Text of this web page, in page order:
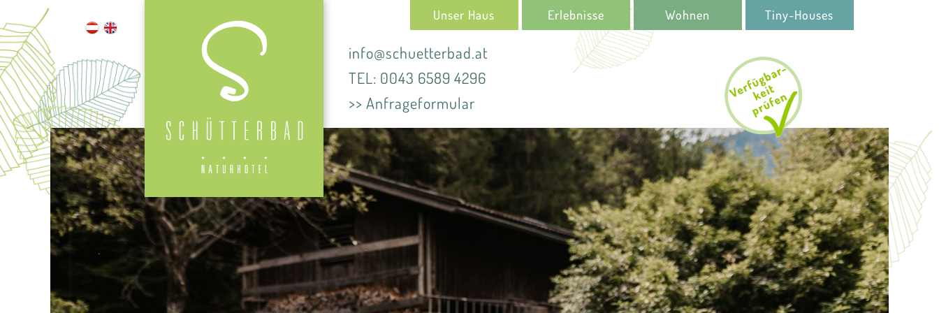
Unser Haus Erlebnisse Wohnen Tiny-Houses
info@schuetterbad.at
TEL: 0043 6589 4296
>> Anfrageformular